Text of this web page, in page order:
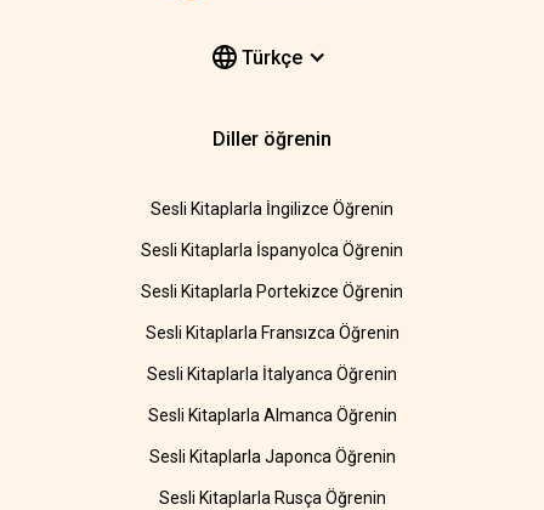
Türkçe
Diller öğrenin
Sesli Kitaplarla İngilizce Öğrenin
Sesli Kitaplarla İspanyolca Öğrenin
Sesli Kitaplarla Portekizce Öğrenin
Sesli Kitaplarla Fransızca Öğrenin
Sesli Kitaplarla İtalyanca Öğrenin
Sesli Kitaplarla Almanca Öğrenin
Sesli Kitaplarla Japonca Öğrenin
Sesli Kitaplarla Rusça Öğrenin